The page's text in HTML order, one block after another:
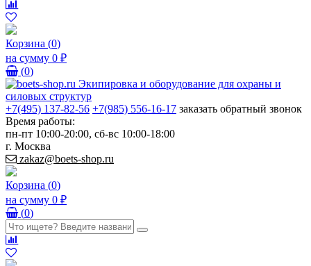
Корзина (0)
на сумму 0 ₽
(0)
+7(495) 137-82-56 +7(985) 556-16-17 заказать обратный звонок
Время работы:
пн-пт 10:00-20:00, сб-вс 10:00-18:00
г. Москва
zakaz@boets-shop.ru
Корзина (0)
на сумму 0 ₽
(0)